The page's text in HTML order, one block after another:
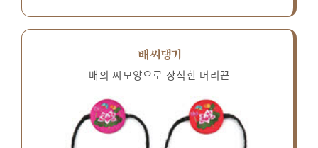
배씨댕기
배의 씨모양으로 장식한 머리끈